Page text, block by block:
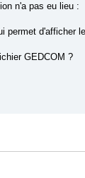
n'a pas eu lieu :
permet d'afficher
GEDCOM ?